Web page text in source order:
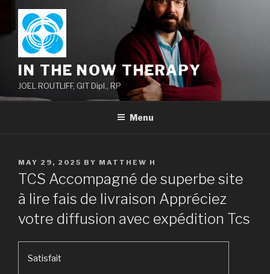
content
IN THE NOW THERAPY
JOEL ROUTLIFF, GIT Dipl., RP
Menu
POSTED
ON
MAY 29, 2025 BY MATTHEW H
TCS Accompagné de superbe site
à lire fais de livraison Appréciez
votre diffusion avec expédition Tcs
Satisfait